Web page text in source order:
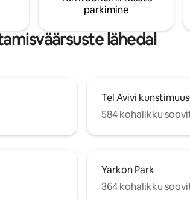
parkimine
lähedal
Tel Avivi
584 kohalikku
Yarkon Park
364 kohalikku